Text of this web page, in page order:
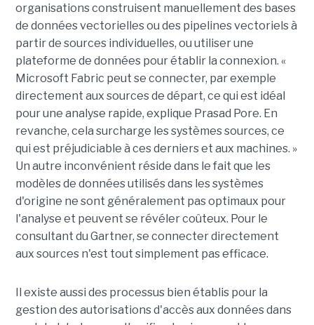
organisations construisent manuellement des bases
de données vectorielles ou des pipelines vectoriels à
partir de sources individuelles, ou utiliser une
plateforme de données pour établir la connexion. «
Microsoft Fabric peut se connecter, par exemple
directement aux sources de départ, ce qui est idéal
pour une analyse rapide, explique Prasad Pore. En
revanche, cela surcharge les systèmes sources, ce
qui est préjudiciable à ces derniers et aux machines. »
Un autre inconvénient réside dans le fait que les
modèles de données utilisés dans les systèmes
d'origine ne sont généralement pas optimaux pour
l'analyse et peuvent se révéler coûteux. Pour le
consultant du Gartner, se connecter directement
aux sources n'est tout simplement pas efficace.
Il existe aussi des processus bien établis pour la
gestion des autorisations d'accès aux données dans